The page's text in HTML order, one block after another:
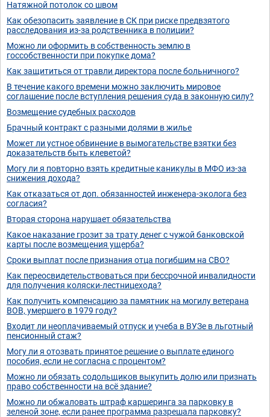
Натяжной потолок со швом
Как обезопасить заявление в СК при риске предвзятого
расследования из-за родственника в полиции?
Можно ли оформить в собственность землю в
госсобственности при покупке дома?
Как защититься от травли директора после больничного?
В течение какого времени можно заключить мировое
соглашение после вступления решения суда в законную силу?
Возмещение судебных расходов
Брачный контракт с разными долями в жилье
Может ли устное обвинение в вымогательстве взятки без
доказательств быть клеветой?
Могу ли я повторно взять кредитные каникулы в МФО из-за
снижения дохода?
Как отказаться от доп. обязанностей инженера-эколога без
согласия?
Вторая сторона нарушает обязательства
Какое наказание грозит за трату денег с чужой банковской
карты после возмещения ущерба?
Сроки выплат после признания отца погибшим на СВО?
Как переосвидетельствоваться при бессрочной инвалидности
для получения коляски-лестницехода?
Как получить компенсацию за памятник на могилу ветерана
ВОВ, умершего в 1979 году?
Входит ли неоплачиваемый отпуск и учеба в ВУЗе в льготный
пенсионный стаж?
Могу ли я отозвать принятое решение о выплате единого
пособия, если не согласна с процентом?
Можно ли обязать содольщиков выкупить долю или признать
право собственности на всё здание?
Можно ли обжаловать штраф каршеринга за парковку в
зеленой зоне, если ранее программа разрешала парковку?